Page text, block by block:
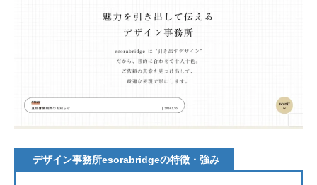
デザイン事務所esorabridgeの特徴・強み